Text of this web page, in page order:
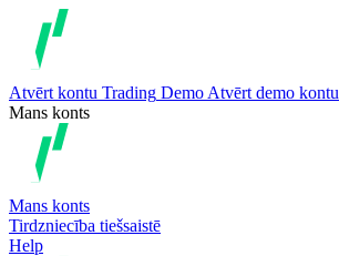
Atvērt kontu Trading Demo Atvērt demo kontu
Mans konts
Mans konts
Tirdzniecība tiešsaistē
Help